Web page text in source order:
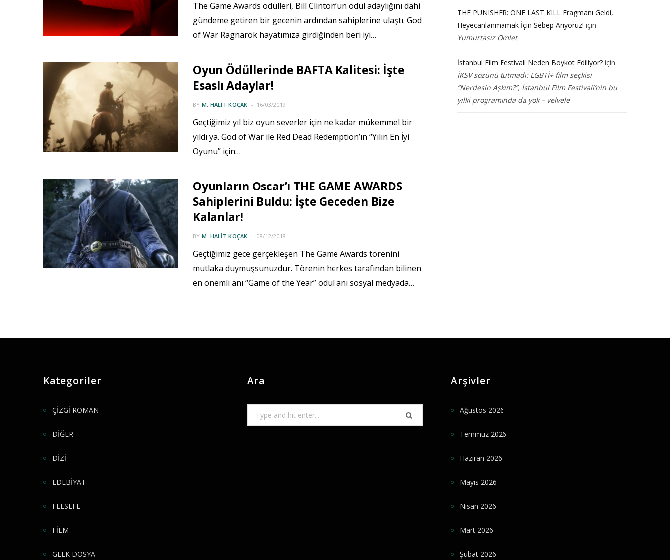
The Game Awards ödülleri, Bill Clinton’un ödül adaylığını dahi
gündeme getiren bir gecenin ardından sahiplerine ulaştı. God
of War Ragnarök hayatımıza girdiğinden beri iyi…
Oyun Ödüllerinde BAFTA Kalitesi: İşte
Esaslı Adaylar!
BY M. HALIT KOÇAK 16/03/2019
Geçtiğimiz yıl biz oyun severler için ne kadar mükemmel bir
yıldı ya. God of War ile Red Dead Redemption’ın “Yılın En İyi
Oyunu” için…
Oyunların Oscar’ı THE GAME AWARDS
Sahiplerini Buldu: İşte Geceden Bize
Kalanlar!
BY M. HALIT KOÇAK 08/12/2018
Geçtiğimiz gece gerçekleşen The Game Awards törenini
mutlaka duymuşsunuzdur. Törenin herkes tarafından bilinen
en önemli anı “Game of the Year” ödül anı sosyal medyada…
THE PUNISHER: ONE LAST KILL Fragmanı Geldi,
Heyecanlanmamak İçin Sebep Arıyoruz! için
Yumurtasız Omlet
İstanbul Film Festivali Neden Boykot Ediliyor? için
İKSV sözünü tutmadı: LGBTİ+ film seçkisi
“Nerdesin Aşkım?”, İstanbul Film Festivali’nin bu
yılki programında da yok – velvele
Kategoriler
ÇİZGİ ROMAN
DİĞER
DİZİ
EDEBİYAT
FELSEFE
FİLM
GEEK DOSYA
Ara
for:
Arşivler
Ağustos 2026
Temmuz 2026
Haziran 2026
Mayıs 2026
Nisan 2026
Mart 2026
Şubat 2026